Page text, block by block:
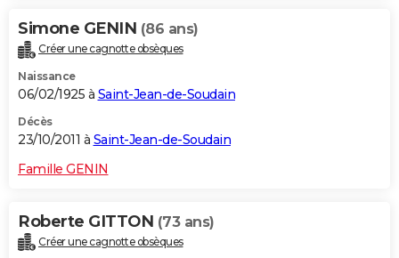
Simone GENIN (86 ans)
Créer une cagnotte obsèques
Naissance
06/02/1925 à Saint-Jean-de-Soudain
Décès
23/10/2011 à Saint-Jean-de-Soudain
Famille GENIN
Roberte GITTON (73 ans)
Créer une cagnotte obsèques